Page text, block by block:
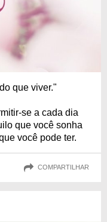
que viver."
se a cada dia
que você sonha
você pode ter.
COMPARTILHAR